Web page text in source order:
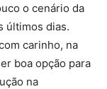
o cenário da
últimos dias.
carinho, na
boa opção para
na